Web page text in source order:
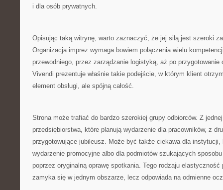
i dla osób prywatnych.
Opisując taką witrynę, warto zaznaczyć, że jej siłą jest szeroki
Organizacja imprez wymaga bowiem połączenia wielu
przewodniego, przez zarządzanie logistyką, aż po przygotowanie
Vivendi prezentuje właśnie takie podejście, w którym klient
element obsługi, ale spójną całość.
Strona może trafiać do bardzo szerokiej grupy odbiorców. Z
przedsiębiorstwa, które planują wydarzenie dla pracowników, z
przygotowujące jubileusz. Może być także ciekawa dla instytucji,
wydarzenie promocyjne albo dla podmiotów szukających
poprzez oryginalną oprawę spotkania. Tego rodzaju
zamyka się w jednym obszarze, lecz odpowiada na odmienne